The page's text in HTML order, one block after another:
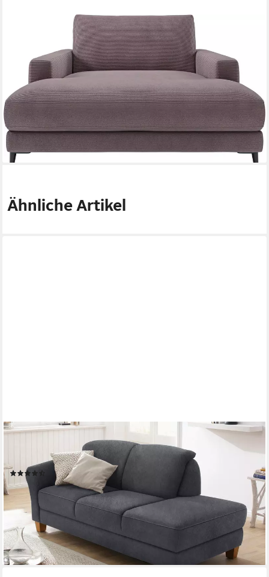
Chaiselongue Downtown Loungemöbel zum Relaxen, B/T/H:
132/170/84 cm, auch in Bouclé, Cord und Easy care - leicht mir
Wasser zu reinigen
1.359,99 €
-36%
lieferbar in 9 Wochen
Ähnliche Artikel
OTTO HOME
Recamiere Gotland, wahlweise Armlehne links oder rechts, in
drei Bezugsqualitäten
(75)
749,99 € UVP1.189,00 €
-37%
lieferbar in 5 Wochen
+1